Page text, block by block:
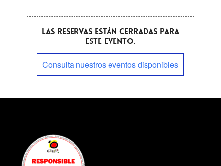
Las reservas están cerradas para
este evento.
Consulta nuestros eventos disponibles